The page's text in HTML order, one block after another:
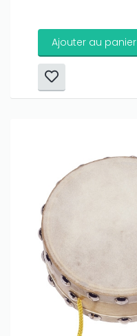
Ajouter au panier